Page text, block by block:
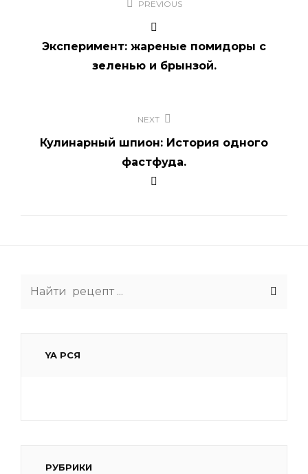
записям
PREVIOUS
Эксперимент: жареные помидоры с
зеленью и брынзой.
NEXT
Кулинарный шпион: История одного
фастфуда.
YA РСЯ
РУБРИКИ